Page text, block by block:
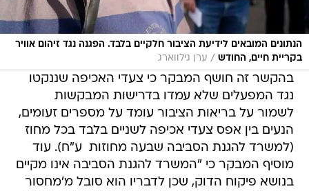
הנתונים המובאים לידיעת הציבור חלקיים בלבד. הפגנה נגד זיהום אוויר
בקריית חיים, החודש / ערן גילווארג
בהקשר זה חושף המבקר כי צעדי האכיפה שננקטו
נגד המפעלים שלא עמדו בדרישות המבקשות
לשמור על בריאות הציבור עומד על מספרים זעומים,
הנעים בין אפס צעדי אכיפה לשניים בלבד בכל מחוז
(למשרד להגנת הסביבה שבעה מחוזות  ע"ח). עוד
מוסיף המבקר כי "המשרד להגנת הסביבה אינו מקיים
בנושא פיקוח הדוק, שכן לדבריו הוא סובל מ'מחסור